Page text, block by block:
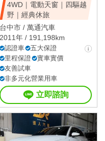
4WD｜電動天窗｜四驅越
野｜經典休旅
台中市 / 萬通汽車
2011年 / 191,198km
認證車
五大保證
里程保證
實車實價
友善試車
非多元化營業用車
立即諮詢